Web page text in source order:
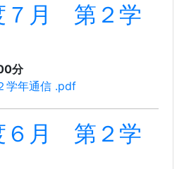
７月 第２学
分
学年通信 .pdf
６月 第２学